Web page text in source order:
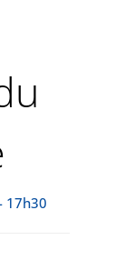
17h30